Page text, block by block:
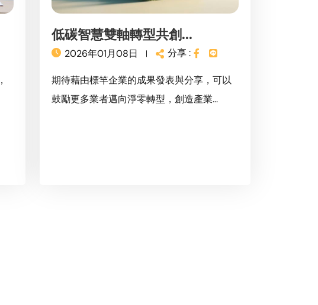
低碳智慧雙軸轉型共創...
2026年01月08日 分享 :
期待藉由標竿企業的成果發表與分享，可以
鼓勵更多業者邁向淨零轉型，創造產業...